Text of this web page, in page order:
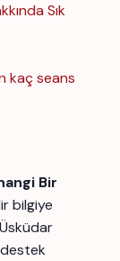
Sık
kaç seans
Bir
bilgiye